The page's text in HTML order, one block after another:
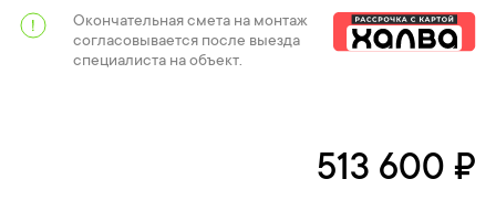
Окончательная смета на монтаж
согласовывается после выезда
специалиста на объект.
513 600 ₽